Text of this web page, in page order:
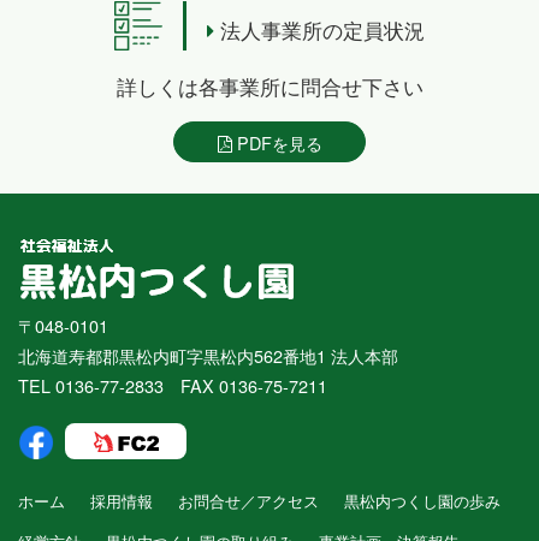
法人事業所の定員状況
詳しくは各事業所に問合せ下さい
PDFを見る
〒048-0101
北海道寿都郡黒松内町字黒松内562番地1 法人本部
TEL 0136-77-2833 FAX 0136-75-7211
ホーム 採用情報 お問合せ／アクセス
黒松内つくし園の歩み